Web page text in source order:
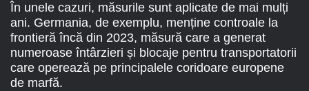
În unele cazuri, măsurile sunt aplicate de mai mulți
ani. Germania, de exemplu, menține controale la
frontieră încă din 2023, măsură care a generat
numeroase întârzieri și blocaje pentru transportatorii
care operează pe principalele coridoare europene
de marfă.